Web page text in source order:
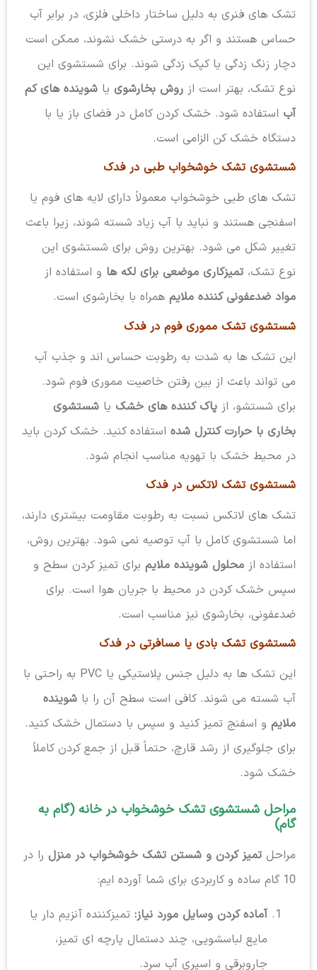
تشک های فنری به دلیل ساختار داخلی فلزی، در برابر آب
حساس هستند و اگر به درستی خشک نشوند، ممکن است
دچار زنگ زدگی یا کپک زدگی شوند. برای شستشوی این
نوع تشک، بهتر است از روش بخارشوییا شوینده های کم
آباستفاده شود. خشک کردن کامل در فضای باز یا با
دستگاه خشک کن الزامی است.
شستشوی تشک خوشخواب طبی در فدک
تشک های طبی خوشخواب معمولاً دارای لایه های فوم یا
اسفنجی هستند و نباید با آب زیاد شسته شوند، زیرا باعث
تغییر شکل می شود. بهترین روش برای شستشوی این
نوع تشک، تمیزکاری موضعی برای لکه هاو استفاده از
مواد ضدعفونی کننده ملایمهمراه با بخارشوی است.
شستشوی تشک مموری فوم در فدک
این تشک ها به شدت به رطوبت حساس اند و جذب آب
می تواند باعث از بین رفتن خاصیت مموری فوم شود.
برای شستشو، از پاک کننده های خشکیا شستشوی
بخاری با حرارت کنترل شدهاستفاده کنید. خشک کردن باید
در محیط خشک با تهویه مناسب انجام شود.
شستشوی تشک لاتکس در فدک
تشک های لاتکس نسبت به رطوبت مقاومت بیشتری دارند،
اما شستشوی کامل با آب توصیه نمی شود. بهترین روش،
استفاده از محلول شوینده ملایمبرای تمیز کردن سطح و
سپس خشک کردن در محیط با جریان هوا است. برای
ضدعفونی، بخارشوی نیز مناسب است.
شستشوی تشک بادی یا مسافرتی در فدک
این تشک ها به دلیل جنس پلاستیکی یا PVC به راحتی با
آب شسته می شوند. کافی است سطح آن را با شوینده
ملایمو اسفنج تمیز کنید و سپس با دستمال خشک کنید.
برای جلوگیری از رشد قارچ، حتماً قبل از جمع کردن کاملاً
خشک شود.
مراحل شستشوی تشک خوشخواب در خانه (گام به
گام)
مراحل تمیز کردن و شستن تشک خوشخواب در منزلرا در
10 گام ساده و کاربردی برای شما آورده ایم:
آماده کردن وسایل مورد نیاز:تمیزکننده آنزیم دار یا
مایع لباسشویی، چند دستمال پارچه ای تمیز،
جاروبرقی و اسپری آب سرد.